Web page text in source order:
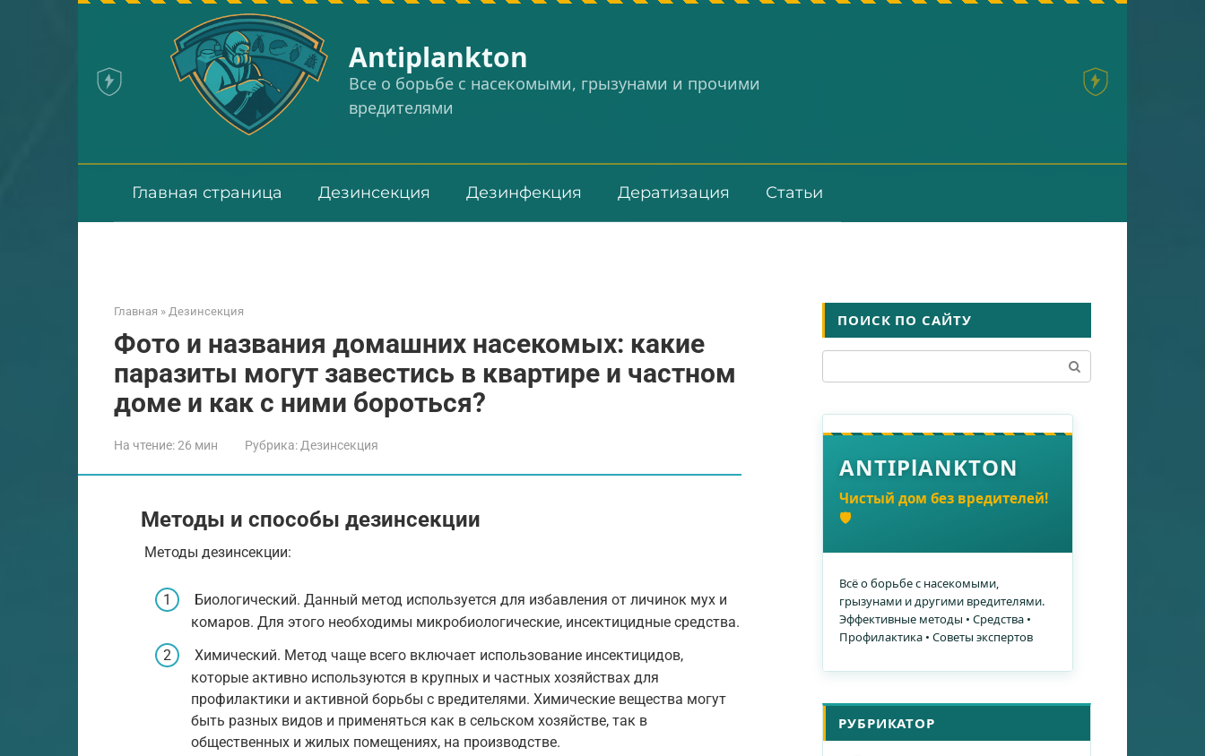
Аntiplankton
Все о борьбе с насекомыми, грызунами и прочими
вредителями
Главная страница Дезинсекция Дезинфекция Дератизация Статьи
Главная » Дезинсекция
Фото и названия домашних насекомых: какие
паразиты могут завестись в квартире и частном
доме и как с ними бороться?
На чтение:26 мин Рубрика: Дезинсекция
Методы и способы дезинсекции
Методы дезинсекции:
Биологический. Данный метод используется для избавления от личинок мух и
комаров. Для этого необходимы микробиологические, инсектицидные средства.
Химический. Метод чаще всего включает использование инсектицидов,
которые активно используются в крупных и частных хозяйствах для
профилактики и активной борьбы с вредителями. Химические вещества могут
быть разных видов и применяться как в сельском хозяйстве, так в
общественных и жилых помещениях, на производстве.
ПОИСК ПО САЙТУ
ANTIPlANKTON
Чистый дом без вредителей!
🛡️
Всё о борьбе с насекомыми,
грызунами и другими вредителями.
Эффективные методы • Средства •
Профилактика • Советы экспертов
РУБРИКАТОР